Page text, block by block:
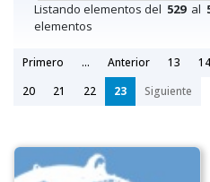
Listando elementos del 529al
elementos
Primero ... Anterior 13 14
20
21 22 23 Siguiente